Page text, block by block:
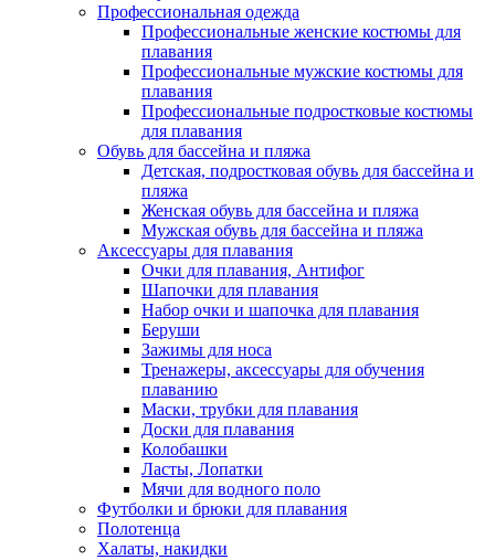
Профессиональная одежда
Профессиональные женские костюмы для
плавания
Профессиональные мужские костюмы для
плавания
Профессиональные подростковые костюмы
для плавания
Обувь для бассейна и пляжа
Детская, подростковая обувь для бассейна и
пляжа
Женская обувь для бассейна и пляжа
Мужская обувь для бассейна и пляжа
Аксессуары для плавания
Очки для плавания, Антифог
Шапочки для плавания
Набор очки и шапочка для плавания
Беруши
Зажимы для носа
Тренажеры, аксессуары для обучения
плаванию
Маски, трубки для плавания
Доски для плавания
Колобашки
Ласты, Лопатки
Мячи для водного поло
Футболки и брюки для плавания
Полотенца
Халаты, накидки